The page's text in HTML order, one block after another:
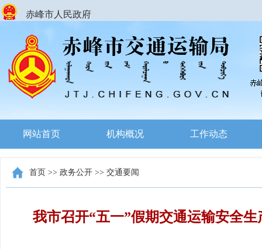
赤峰市人民政府
网站首页 机构概况 工作动态
首页 >> 政务公开 >> 交通要闻
我市召开“五一”假期交通运输安全